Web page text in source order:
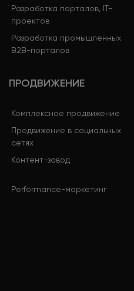
Разработка порталов, IT-
проектов
Разработка промышленных
B2B-порталов
ПРОДВИЖЕНИЕ
Комплексное продвижение
Продвижение в социальных
сетях
Контент-завод
Performance-маркетинг